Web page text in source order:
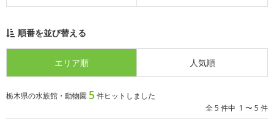
順番を並び替える
エリア順 人気順
栃木県の水族館・動物園 5 件ヒットしました
全 5 件中 1 〜 5 件